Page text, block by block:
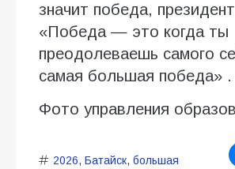
значит победа,
«Победа — это когда ты
преодолеваешь самого
самая большая победа» .
Фото управления
2026, Батайск, большая